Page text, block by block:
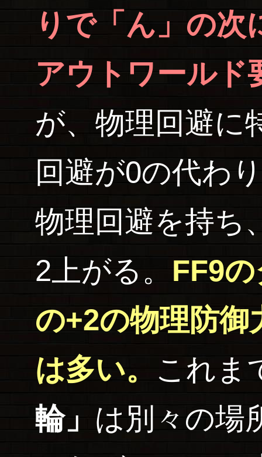
りで「ん」の次
アウトワールド
が、物理回避に
回避が0の代わ
物理回避を持ち
2上がる。 FF9
の+2の物理防
は多い。
これま
輪」 は別々の場